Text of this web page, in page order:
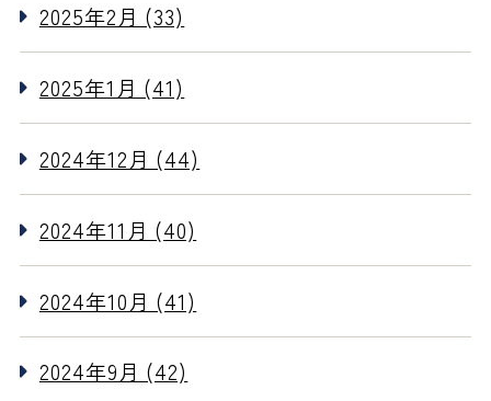
2025年2月 (33)
2025年1月 (41)
2024年12月 (44)
2024年11月 (40)
2024年10月 (41)
2024年9月 (42)